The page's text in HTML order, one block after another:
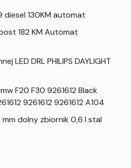
diesel 130KM automat
182 KM Automat
LED DRL PHILIPS DAYLIGHT
F20 F30 9261612 Black
9261612 9261612 A104
dolny zbiornik 0,6 l stal